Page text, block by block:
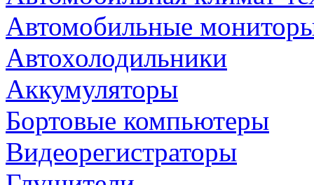
Автомобильные
Автохолодильники
Аккумуляторы
Бортовые компьютеры
Видеорегистраторы